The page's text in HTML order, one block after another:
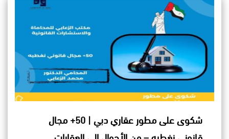
شكوى على مطور عقاري دبي | 50+ مجال